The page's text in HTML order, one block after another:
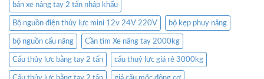
bán xe nâng tay 2 tấn nhập khẩu
Bộ nguồn điện thủy lực mini 12v 24V 220V bộ kẹp phuy nâng
bộ nguồn cẩu nâng Cần tìm Xe nâng tay 2000kg
Cẩu thủy lực bằng tay 2 tấn cẩu thuỷ lực giá rẻ 3000kg